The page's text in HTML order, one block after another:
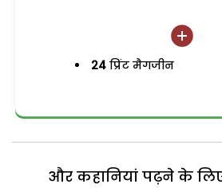
24 प्रिंट मैगजीन
और कहानियां पढ़ने के